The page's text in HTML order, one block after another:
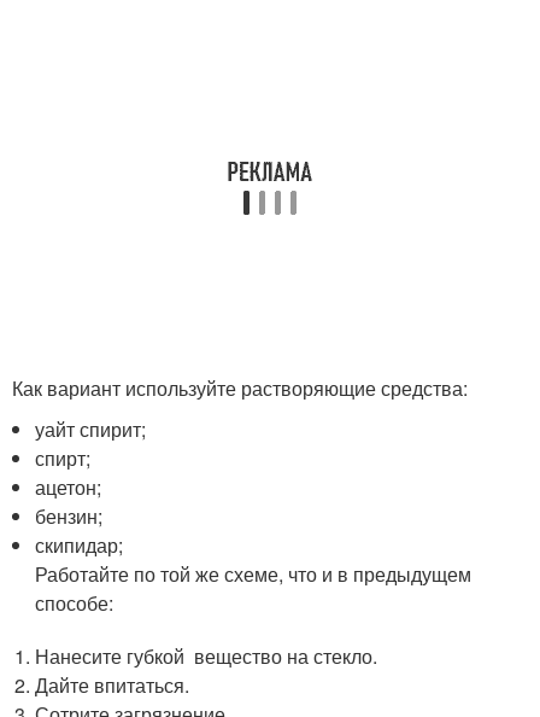
Как вариант используйте растворяющие средства:
уайт спирит;
спирт;
ацетон;
бензин;
скипидар;
Работайте по той же схеме, что и в предыдущем
способе:
Нанесите губкой вещество на стекло.
Дайте впитаться.